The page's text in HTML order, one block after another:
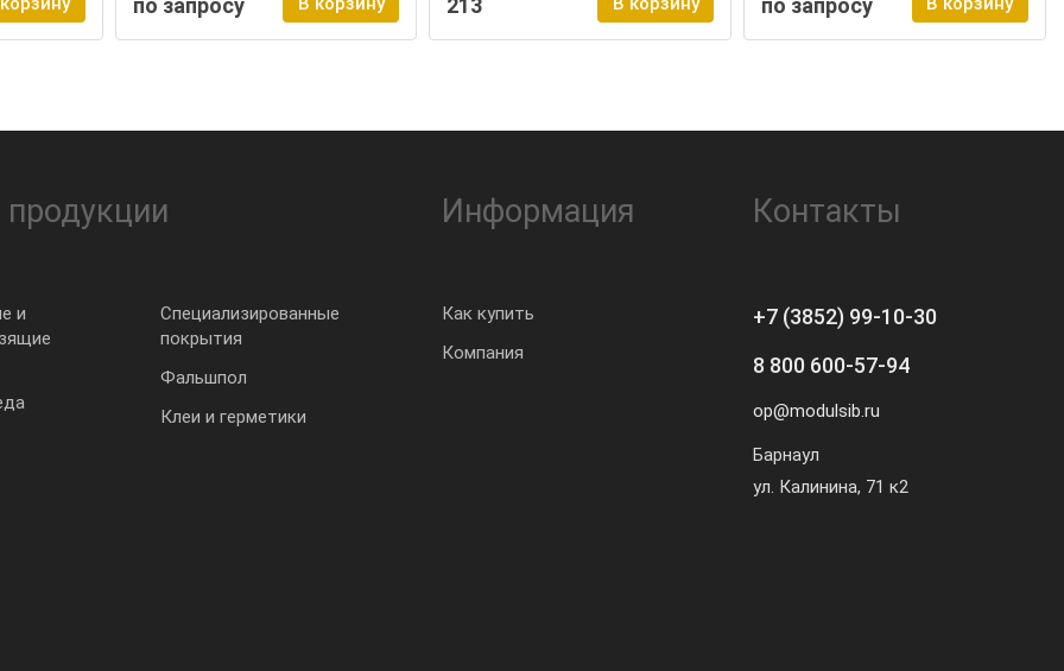
по запросу 213 по запросу
продукции
и
Специализированные
покрытия
Фальшпол
Клеи и герметики
Информация
Как купить
Компания
Контакты
+7 (3852) 99-10-30
8 800 600-57-94
op@modulsib.ru
Барнаул
ул. Калинина, 71 к2